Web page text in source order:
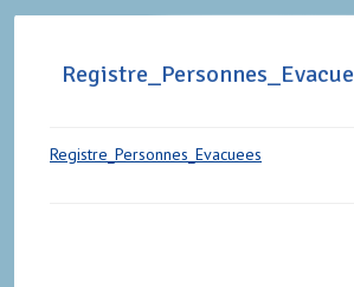
Registre_Personnes_Evacuees